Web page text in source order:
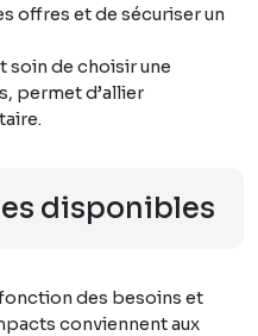
offres et de sécuriser un
soin de choisir une
permet d’allier
disponibles
fonction des besoins et
conviennent aux